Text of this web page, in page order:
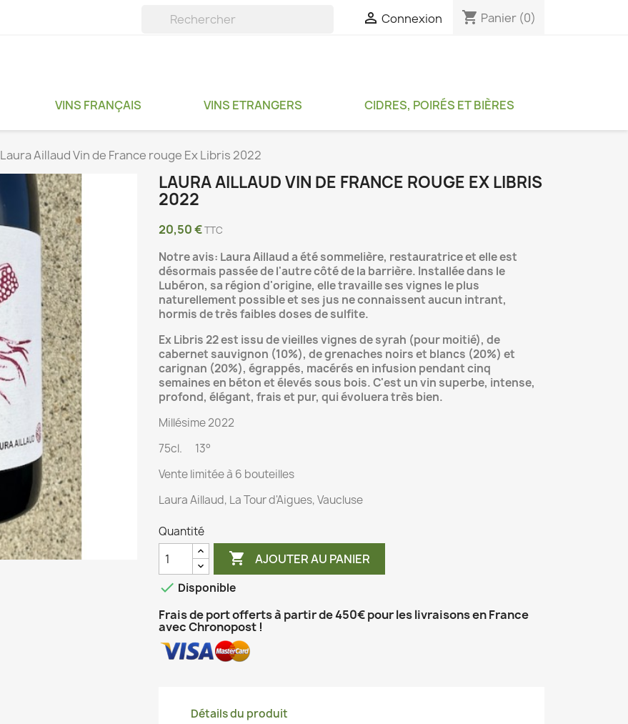
 Connexion shopping_cart Panier (0)
VINS FRANÇAIS VINS ETRANGERS CIDRES, POIRÉS ET BIÈRES
Laura Aillaud Vin de France rouge Ex Libris 2022
LAURA AILLAUD VIN DE FRANCE ROUGE EX LIBRIS
2022
20,50 €TTC
Notre avis: Laura Aillaud a été sommelière, restauratrice et elle est
désormais passée de l'autre côté de la barrière. Installée dans le
Lubéron, sa région d'origine, elle travaille ses vignes le plus
naturellement possible et ses jus ne connaissent aucun intrant,
hormis de très faibles doses de sulfite.
Ex Libris 22 est issu de vieilles vignes de syrah (pour moitié), de
cabernet sauvignon (10%), de grenaches noirs et blancs (20%) et
carignan (20%), égrappés, macérés en infusion pendant cinq
semaines en béton et élevés sous bois. C'est un vin superbe, intense,
profond, élégant, frais et pur, qui évoluera très bien.
Millésime 2022
75cl. 13°
Vente limitée à 6 bouteilles
Laura Aillaud, La Tour d'Aigues, Vaucluse
Quantité
 AJOUTER AU PANIER
 Disponible
Frais de port offerts à partir de 450€ pour les livraisons en France
avec Chronopost !
Détails du produit